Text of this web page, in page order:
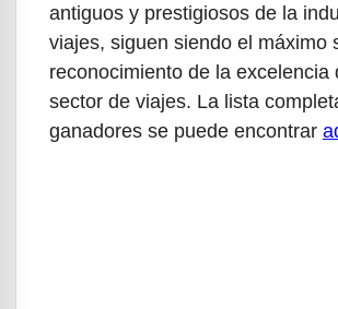
antiguos y prestigiosos de la
viajes, siguen siendo el máximo
reconocimiento de la excelencia
sector de viajes. La lista
ganadores se puede encontrar